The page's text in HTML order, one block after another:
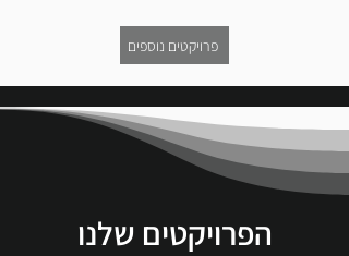
פרויקטים נוספים
הפרויקטים שלנו